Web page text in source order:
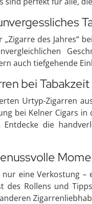
„Zigarre des Jahres“
auch tiefgehende
bei Tabakzeit
Urtyp-Zigarren
bei Kelner Cigars
Entdecke die
nur eine Verkostung
des Rollens und